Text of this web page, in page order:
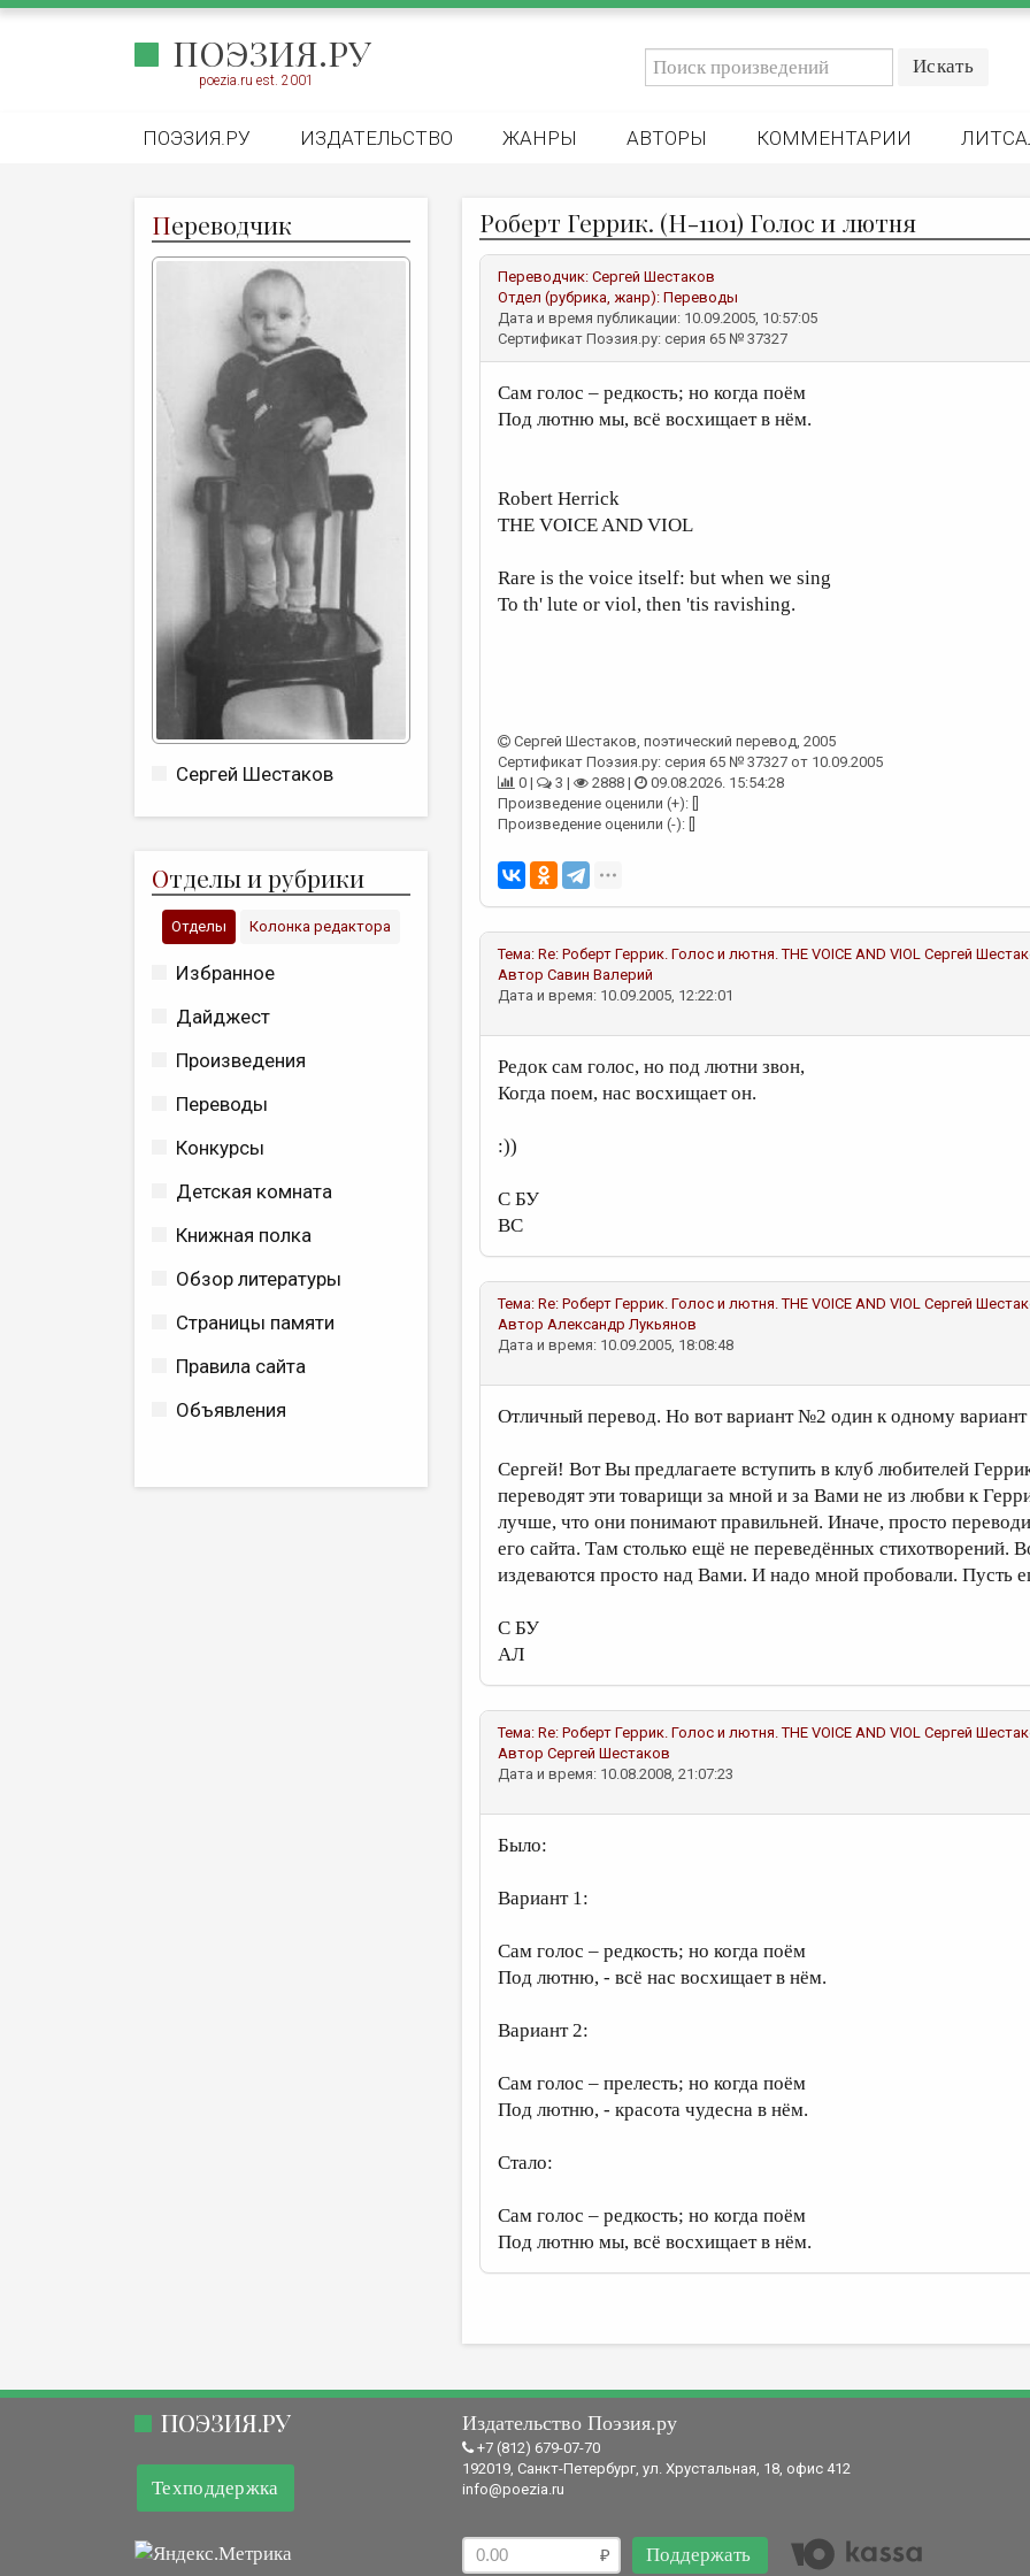
ПОЭЗИЯ.РУ
poezia.ru est. 2001
ПОЭЗИЯ.РУ ИЗДАТЕЛЬСТВО ЖАНРЫ АВТОРЫ КОММЕНТАРИИ
Переводчик
Сергей Шестаков
Отделы и рубрики
Отделы Колонка редактора
Избранное
Дайджест
Произведения
Переводы
Конкурсы
Детская комната
Книжная полка
Обзор литературы
Страницы памяти
Правила сайта
Объявления
Роберт Геррик. (H-1101) Голос и лютня
Переводчик: Сергей Шестаков
Отдел (рубрика, жанр): Переводы
Дата и время публикации: 10.09.2005, 10:57:05
Сертификат Поэзия.ру: серия 65 № 37327
Сам голос – редкость; но когда поём
Под лютню мы, всё восхищает в нём.
Robert Herrick
THE VOICE AND VIOL
Rare is the voice itself: but when we sing
To th' lute or viol, then 'tis ravishing.
Сергей Шестаков, поэтический перевод, 2005
Сертификат Поэзия.ру: серия 65 № 37327 от 10.09.2005
0 |
3 | 2888 |
09.08.2026. 15:54:28
Произведение оценили (+): []
Произведение оценили (-): []
Тема: Re: Роберт Геррик. Голос и лютня. THE VOICE AND VIOL Сергей
Автор Савин Валерий
Дата и время: 10.09.2005, 12:22:01
Редок сам голос, но под лютни звон,
Когда поем, нас восхищает он.
:))
С БУ
ВС
Тема: Re: Роберт Геррик. Голос и лютня. THE VOICE AND VIOL Сергей
Автор Александр Лукьянов
Дата и время: 10.09.2005, 18:08:48
Отличный перевод. Но вот вариант №2 один к одному
Сергей! Вот Вы предлагаете вступить в клуб любителей
переводят эти товарищи за мной и за Вами не из любви к
лучше, что они понимают правильней. Иначе, просто
его сайта. Там столько ещё не переведённых
издеваются просто над Вами. И надо мной пробовали. Пусть
С БУ
АЛ
Тема: Re: Роберт Геррик. Голос и лютня. THE VOICE AND VIOL Сергей
Автор Сергей Шестаков
Дата и время: 10.08.2008, 21:07:23
Было:
Вариант 1:
Сам голос – редкость; но когда поём
Под лютню, - всё нас восхищает в нём.
Вариант 2:
Сам голос – прелесть; но когда поём
Под лютню, - красота чудесна в нём.
Стало:
Сам голос – редкость; но когда поём
Под лютню мы, всё восхищает в нём.
ПОЭЗИЯ.РУ
Техподдержка
Издательство Поэзия.ру
+7 (812) 679-07-70
192019, Санкт-Петербург, ул. Хрустальная, 18, офис 412
info@poezia.ru
Поддержать